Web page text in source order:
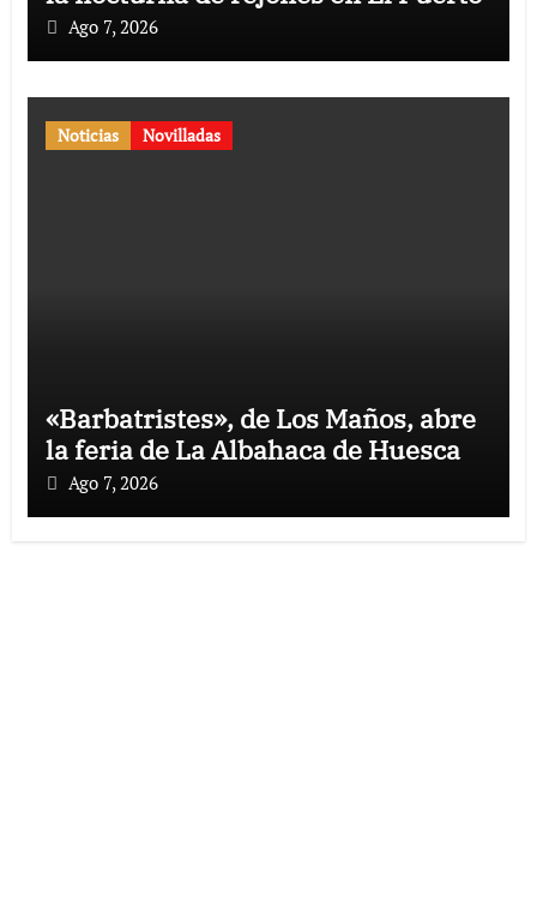
Ago 7, 2026
Noticias Novilladas
«Barbatristes», de Los Maños, abre
la feria de La Albahaca de Huesca
Ago 7, 2026